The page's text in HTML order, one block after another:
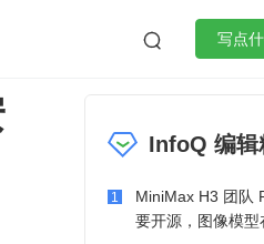
 写点
作
微服务架构InfoQ 编辑
1
MiniMax H3 团队
要开源，图像模型